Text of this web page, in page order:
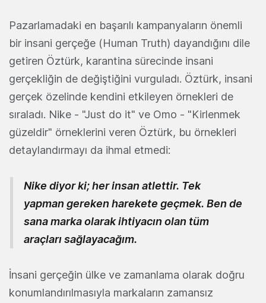
Pazarlamadaki en başarılı kampanyaların önemli
bir insani gerçeğe (Human Truth) dayandığını dile
getiren Öztürk, karantina sürecinde insani
gerçekliğin de değiştiğini vurguladı. Öztürk, insani
gerçek özelinde kendini etkileyen örnekleri de
sıraladı. Nike - "Just do it" ve Omo - "Kirlenmek
güzeldir" örneklerini veren Öztürk, bu örnekleri
detaylandırmayı da ihmal etmedi:
Nike diyor ki; her insan atlettir. Tek
yapman gereken harekete geçmek. Ben de
sana marka olarak ihtiyacın olan tüm
araçları sağlayacağım.
İnsani gerçeğin ülke ve zamanlama olarak doğru
konumlandırılmasıyla markaların zamansız